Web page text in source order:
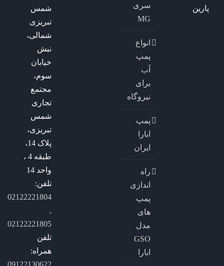
پارین
سری
MG
انواع
پمپ
آب
برای
نیروگاه
پمپ
ابارا
ایران
راه
اندازی
پمپ
های
مدل
GSO
ابارا
شمس
تبریزی
شمالی،
نبش
خیابان
سوم،
مجتمع
تجاری
شمس
تبریزی،
پلاک 14،
طبقه 4 ،
واحد 14
تلفن:
02122221804
,
02122221805
تلفن
همراه:
09122130622